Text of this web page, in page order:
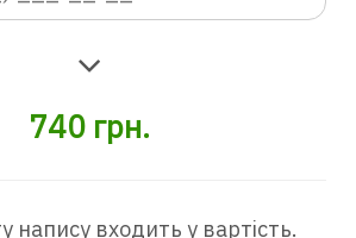
740 грн.
напису входить у вартість.